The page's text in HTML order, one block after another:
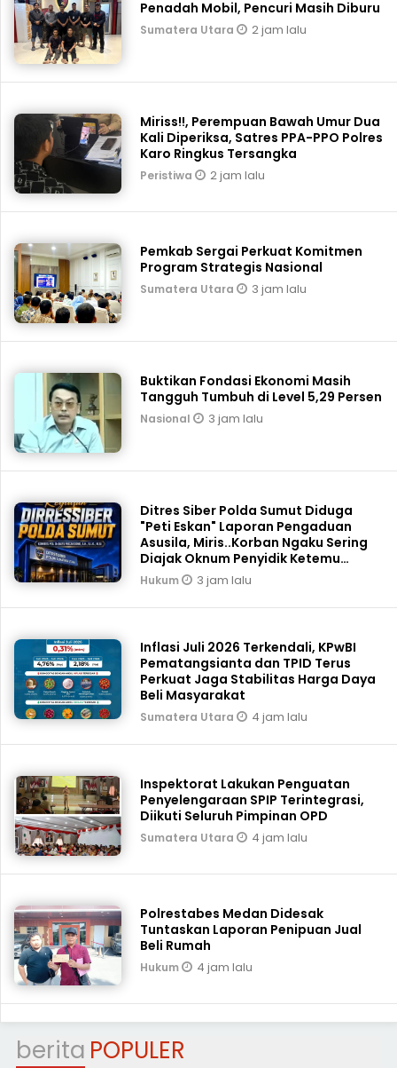
Penadah Mobil, Pencuri Masih Diburu
Sumatera Utara 2 jam lalu
Miriss!!, Perempuan Bawah Umur Dua
Kali Diperiksa, Satres PPA-PPO Polres
Karo Ringkus Tersangka
Peristiwa 2 jam lalu
Pemkab Sergai Perkuat Komitmen
Program Strategis Nasional
Sumatera Utara 3 jam lalu
Buktikan Fondasi Ekonomi Masih
Tangguh Tumbuh di Level 5,29 Persen
Nasional 3 jam lalu
Ditres Siber Polda Sumut Diduga
"Peti Eskan" Laporan Pengaduan
Asusila, Miris..Korban Ngaku Sering
Diajak Oknum Penyidik Ketemu
Tengah Malam
Hukum 3 jam lalu
Inflasi Juli 2026 Terkendali, KPwBI
Pematangsianta dan TPID Terus
Perkuat Jaga Stabilitas Harga Daya
Beli Masyarakat
Sumatera Utara 4 jam lalu
Inspektorat Lakukan Penguatan
Penyelengaraan SPIP Terintegrasi,
Diikuti Seluruh Pimpinan OPD
Sumatera Utara 4 jam lalu
Polrestabes Medan Didesak
Tuntaskan Laporan Penipuan Jual
Beli Rumah
Hukum 4 jam lalu
berita POPULER